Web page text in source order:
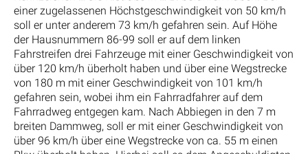
einer zugelassenen Höchstgeschwindigkeit von 50 km/h
soll er unter anderem 73 km/h gefahren sein. Auf Höhe
der Hausnummern 86-99 soll er auf dem linken
Fahrstreifen drei Fahrzeuge mit einer Geschwindigkeit von
über 120 km/h überholt haben und über eine Wegstrecke
von 180 m mit einer Geschwindigkeit von 101 km/h
gefahren sein, wobei ihm ein Fahrradfahrer auf dem
Fahrradweg entgegen kam. Nach Abbiegen in den 7 m
breiten Dammweg, soll er mit einer Geschwindigkeit von
über 96 km/h über eine Wegstrecke von ca. 55 m einen